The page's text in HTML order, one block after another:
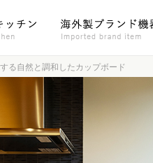
る自然と調和したカップボード